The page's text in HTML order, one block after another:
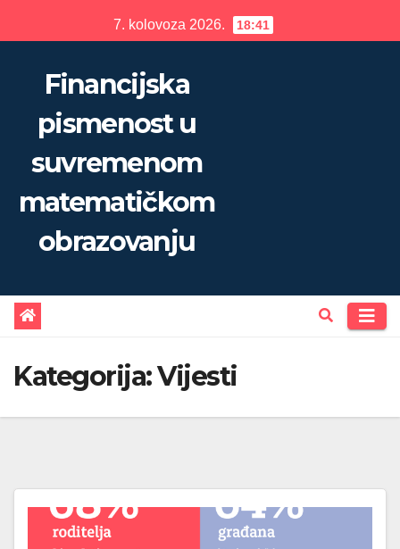
to
7. kolovoza 2026. 18:41
Financijska
pismenost u
suvremenom
matematičkom
obrazovanju
Kategorija:Vijesti